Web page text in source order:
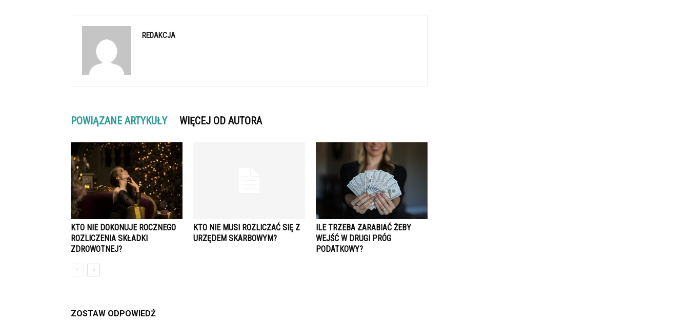
REDAKCJA
POWIĄZANE ARTYKUŁY WIĘCEJ OD AUTORA
KTO NIE DOKONUJE ROCZNEGO
ROZLICZENIA SKŁADKI
ZDROWOTNEJ?
KTO NIE MUSI ROZLICZAĆ SIĘ Z
URZĘDEM SKARBOWYM?
ILE TRZEBA ZARABIAĆ ŻEBY
WEJŚĆ W DRUGI PRÓG
PODATKOWY?
ZOSTAW ODPOWIEDŹ